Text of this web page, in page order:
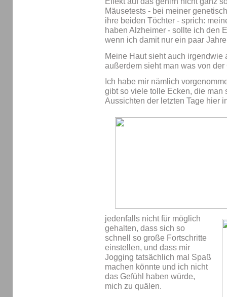
Mäusetests - bei meiner
ihre beiden Töchter - sprich:
haben Alzheimer - sollte ich den
wenn ich damit nur ein paar
Meine Haut sieht auch irgendwie
außerdem sieht man was von der
Ich habe mir nämlich
gibt so viele tolle Ecken, die man
Aussichten der letzten Tage hier
jedenfalls nicht für möglich
gehalten, dass sich so
schnell so große Fortschritte
einstellen, und dass mir
Jogging tatsächlich mal Spaß
machen könnte und ich nicht
das Gefühl haben würde,
mich zu quälen.